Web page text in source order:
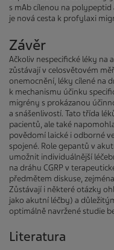
s mAb cílenou na
je nová cesta k profylaxi
Závěr
Ačkoliv nespecifické léky na
zůstávají v celosvětovém
onemocnění, léky cílené na
k mechanismu účinku
migrény s prokázanou
a snášenlivostí. Tato třída
pacientů, ale také
povědomí laické i odborné
spojené. Role gepantů v
umožnit individuálnější
na dráhu CGRP v
předmětem diskuse,
Zůstávají i některé otázky
jako akutní léčby) a
optimálně navržené studie
Literatura